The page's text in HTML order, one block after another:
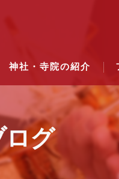
神社・寺院の紹介
結婚式のできる東京都下
結婚式のできる関東六県
ログ